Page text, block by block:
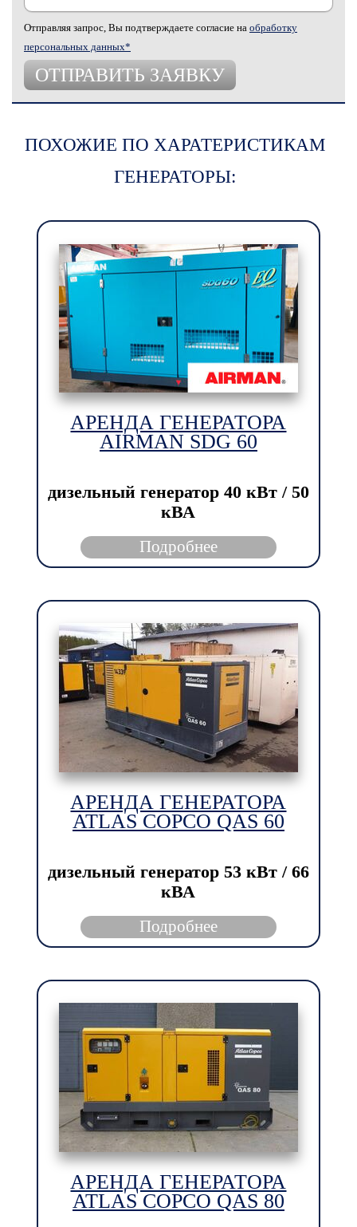
Отправляя запрос, Вы подтверждаете согласие на обработку
персональных данных*
ПОХОЖИЕ ПО ХАРАТЕРИСТИКАМ
ГЕНЕРАТОРЫ:
АРЕНДА ГЕНЕРАТОРА
AIRMAN SDG 60
дизельный генератор 40 кВт / 50
кВА
Подробнее
АРЕНДА ГЕНЕРАТОРА
ATLAS COPCO QAS 60
дизельный генератор 53 кВт / 66
кВА
Подробнее
АРЕНДА ГЕНЕРАТОРА
ATLAS COPCO QAS 80